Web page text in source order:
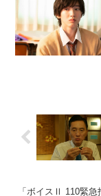
「ボイスⅡ 110緊急